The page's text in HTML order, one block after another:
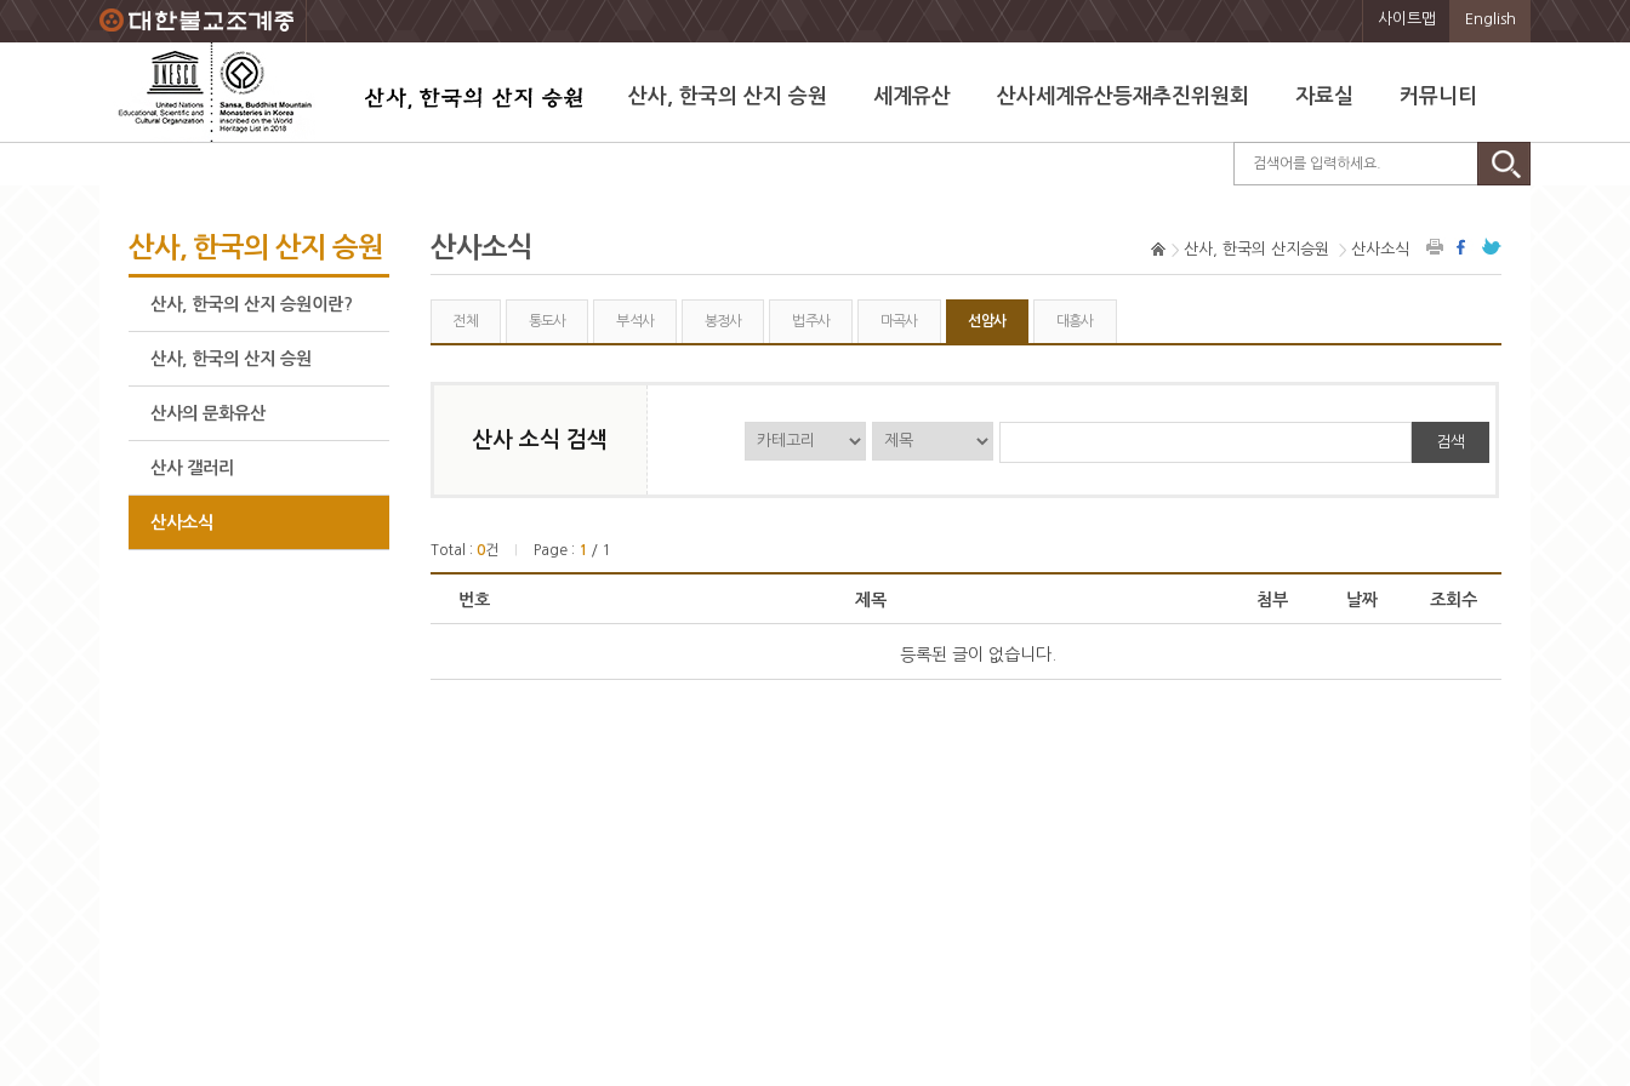
주요메뉴 바로가기
본문 바로가기
하단메뉴 바로가기 사이트맵 English
산사, 한국의 산지 승원 세계유산 산사세계유산등재추진위원회 자료실 커뮤니티
산사, 한국의 산지 승원
산사, 한국의 산지 승원이란?
산사, 한국의 산지 승원
산사의 문화유산
산사 갤러리
산사소식
산사소식 산사, 한국의 산지승원 산사소식
전체 통도사 부석사 봉정사 법주사 마곡사 선암사 대흥사
산사 소식 검색 검색
Total : 0건 Page : 1 / 1
번호 제목 첨부 날짜 조회수
등록된 글이 없습니다.